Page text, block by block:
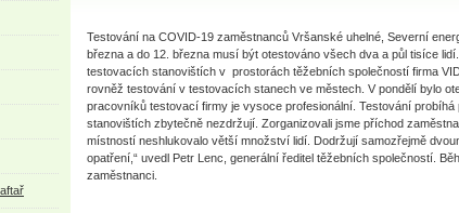
Testování na COVID-19 zaměstnanců Vršanské uhelné, Severní
března a do 12. března musí být otestováno všech dva a půl tisíce
testovacích stanovištích v prostorách těžebních společností firma
rovněž testování v testovacích stanech ve městech. V pondělí bylo
pracovníků testovací firmy je vysoce profesionální. Testování probíhá
stanovištích zbytečně nezdržují. Zorganizovali jsme příchod
místností neshlukovalo větší množství lidí. Dodržují samozřejmě
opatření,“ uvedl Petr Lenc, generální ředitel těžebních společností.
zaměstnanci.